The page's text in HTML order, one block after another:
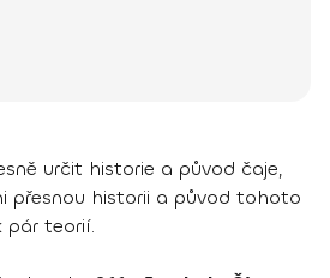
určit historie a původ čaje,
přesnou historii a původ tohoto
pár teorií.